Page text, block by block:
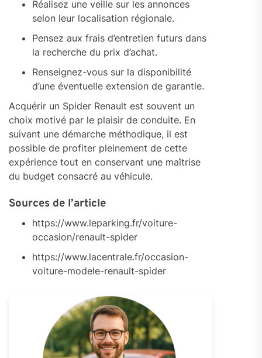
Réalisez une veille sur les annonces
selon leur localisation régionale.
Pensez aux frais d’entretien futurs dans
la recherche du prix d’achat.
Renseignez-vous sur la disponibilité
d’une éventuelle extension de garantie.
Acquérir un Spider Renault est souvent un
choix motivé par le plaisir de conduite. En
suivant une démarche méthodique, il est
possible de profiter pleinement de cette
expérience tout en conservant une maîtrise
du budget consacré au véhicule.
Sources de l’article
https://www.leparking.fr/voiture-
occasion/renault-spider
https://www.lacentrale.fr/occasion-
voiture-modele-renault-spider